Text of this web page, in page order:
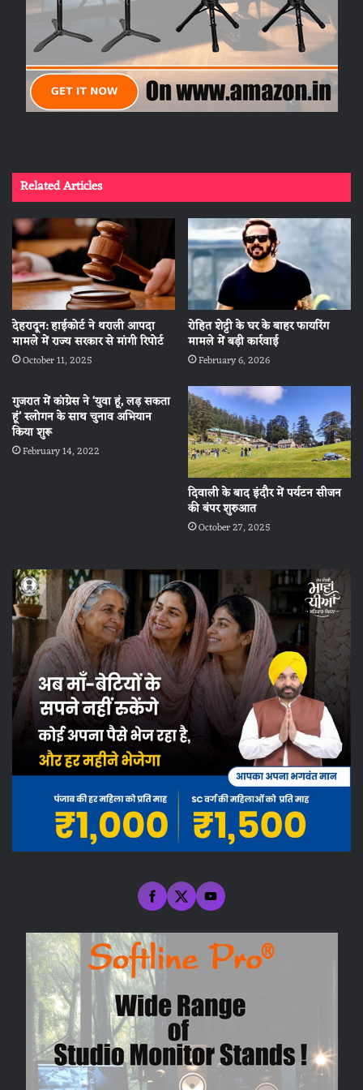
Related Articles
देहरादून: हाईकोर्ट ने थराली आपदा
मामले में राज्य सरकार से मांगी रिपोर्ट
October 11, 2025
रोहित शेट्टी के घर के बाहर फायरिंग
मामले में बड़ी कार्रवाई
February 6, 2026
गुजरात में कांग्रेस ने ‘युवा हूं, लड़ सकता
हूं’ स्लोगन के साथ चुनाव अभियान
किया शुरू
February 14, 2022
दिवाली के बाद इंदौर में पर्यटन सीजन
की बंपर शुरुआत
October 27, 2025